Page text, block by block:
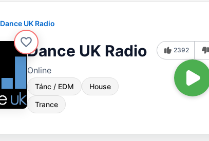
Dance UK Radio
Dance UK Radio
Online
Tánc / EDM House
Trance
2392